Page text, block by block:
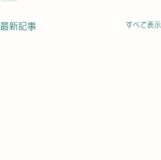
最新記事 すべて表示